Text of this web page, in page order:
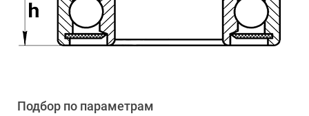
Подбор по параметрам